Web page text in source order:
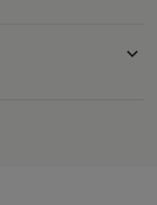
expand_more